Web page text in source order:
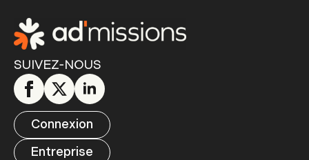
SUIVEZ-NOUS
Connexion
Entreprise